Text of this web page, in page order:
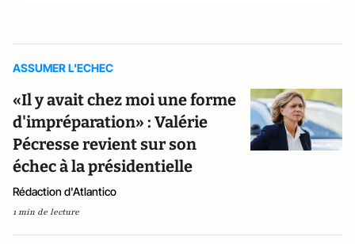
ASSUMER L'ECHEC
«Il y avait chez moi une forme
d'impréparation» : Valérie
Pécresse revient sur son
échec à la présidentielle
Rédaction d'Atlantico
1 min de lecture